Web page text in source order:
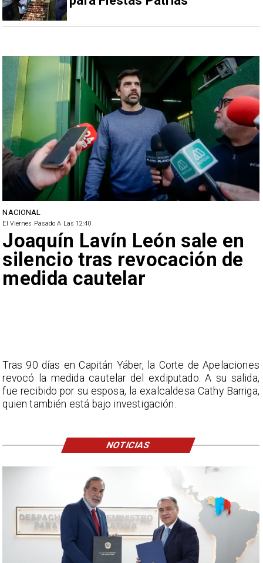
NACIONAL
El Viernes Pasado A Las 12:40
Joaquín Lavín León sale en
silencio tras revocación de
medida cautelar
Tras 90 días en Capitán Yáber, la Corte de Apelaciones
revocó la medida cautelar del exdiputado. A su salida,
fue recibido por su esposa, la exalcaldesa Cathy Barriga,
quien también está bajo investigación.
NOTICIAS